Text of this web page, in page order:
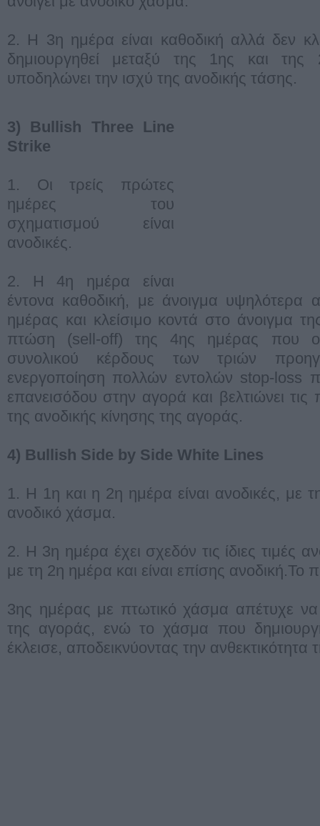
2. Η 3η ημέρα είναι καθοδική αλλά δεν
δημιουργηθεί μεταξύ της 1ης και
υποδηλώνει την ισχύ της ανοδικής τάσης.
3) Bullish Three Line
Strike
1. Οι τρείς πρώτες
ημέρες του
σχηματισμού είναι
ανοδικές.
2. Η 4η ημέρα είναι
έντονα καθοδική, με άνοιγμα υψηλότερα
ημέρας και κλείσιμο κοντά στο άνοιγμα
πτώση (sell-off) της 4ης ημέρας που
συνολικού κέρδους των τριών
ενεργοποίηση πολλών εντολών stop-loss
επανεισόδου στην αγορά και βελτιώνει
της ανοδικής κίνησης της αγοράς.
4) Bullish Side by Side White Lines
1. Η 1η και η 2η ημέρα είναι ανοδικές, με
ανοδικό χάσμα.
2. Η 3η ημέρα έχει σχεδόν τις ίδιες τιμές
με τη 2η ημέρα και είναι επίσης ανοδική.Το
3ης ημέρας με πτωτικό χάσμα απέτυχε να
της αγοράς, ενώ το χάσμα που
έκλεισε, αποδεικνύοντας την ανθεκτικότητα